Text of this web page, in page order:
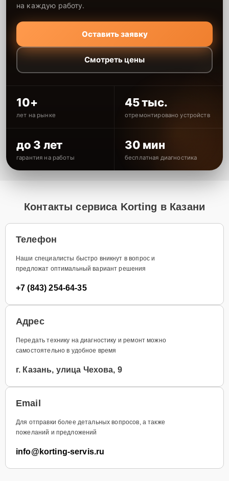
на каждую работу.
Оставить заявку
Смотреть цены
10+
лет на рынке
45 тыс.
отремонтировано устройств
до 3 лет
гарантия на работы
30 мин
бесплатная диагностика
Контакты сервиса Korting в Казани
Телефон
Наши специалисты быстро вникнут в вопрос и
предложат оптимальный вариант решения
+7 (843) 254-64-35
Адрес
Передать технику на диагностику и ремонт можно
самостоятельно в удобное время
г. Казань, улица Чехова, 9
Email
Для отправки более детальных вопросов, а также
пожеланий и предложений
info@korting-servis.ru